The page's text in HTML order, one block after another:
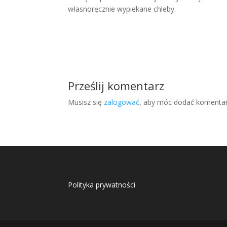
własnoręcznie wypiekane chleby.
Prześlij komentarz
Musisz się zalogować, aby móc dodać
Polityka prywatności